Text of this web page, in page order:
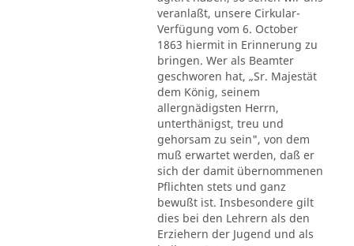
veranlaßt, unsere Cirkular-
Verfügung vom 6. October
1863 hiermit in Erinnerung zu
bringen. Wer als Beamter
geschworen hat, „Sr. Majestät
dem König, seinem
allergnädigsten Herrn,
unterthänigst, treu und
gehorsam zu sein", von dem
muß erwartet werden, daß er
sich der damit übernommenen
Pflichten stets und ganz
bewußt ist. Insbesondere gilt
dies bei den Lehrern als den
Erziehern der Jugend und als